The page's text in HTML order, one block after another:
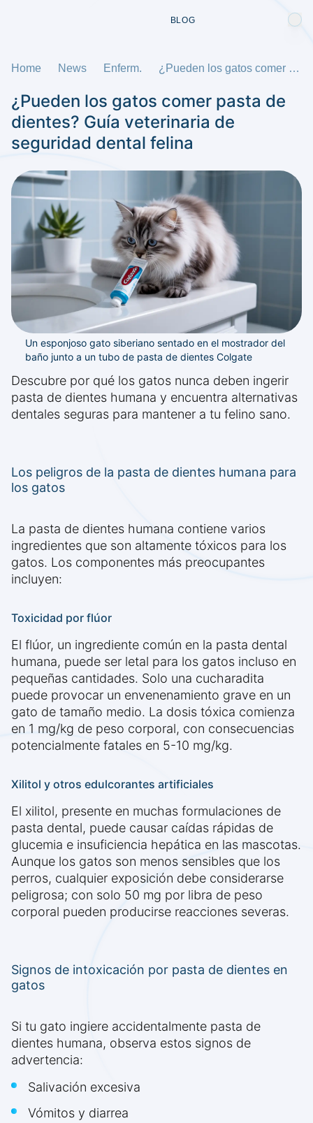
BLOG
Home News Enferm. ¿Pueden los gatos comer pasta de dientes? Guía veterinaria de seguridad dental felina
¿Pueden los gatos comer pasta de
dientes? Guía veterinaria de
seguridad dental felina
Un esponjoso gato siberiano sentado en el mostrador del
baño junto a un tubo de pasta de dientes Colgate
Descubre por qué los gatos nunca deben ingerir
pasta de dientes humana y encuentra alternativas
dentales seguras para mantener a tu felino sano.
Los peligros de la pasta de dientes humana para
los gatos
La pasta de dientes humana contiene varios
ingredientes que son altamente tóxicos para los
gatos. Los componentes más preocupantes
incluyen:
Toxicidad por flúor
El flúor, un ingrediente común en la pasta dental
humana, puede ser letal para los gatos incluso en
pequeñas cantidades. Solo una cucharadita
puede provocar un envenenamiento grave en un
gato de tamaño medio. La dosis tóxica comienza
en 1 mg/kg de peso corporal, con consecuencias
potencialmente fatales en 5-10 mg/kg.
Xilitol y otros edulcorantes artificiales
El xilitol, presente en muchas formulaciones de
pasta dental, puede causar caídas rápidas de
glucemia e insuficiencia hepática en las mascotas.
Aunque los gatos son menos sensibles que los
perros, cualquier exposición debe considerarse
peligrosa; con solo 50 mg por libra de peso
corporal pueden producirse reacciones severas.
Signos de intoxicación por pasta de dientes en
gatos
Si tu gato ingiere accidentalmente pasta de
dientes humana, observa estos signos de
advertencia:
Salivación excesiva
Vómitos y diarrea